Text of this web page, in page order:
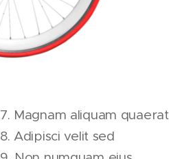
7. Magnam aliquam quaerat
8. Adipisci velit sed